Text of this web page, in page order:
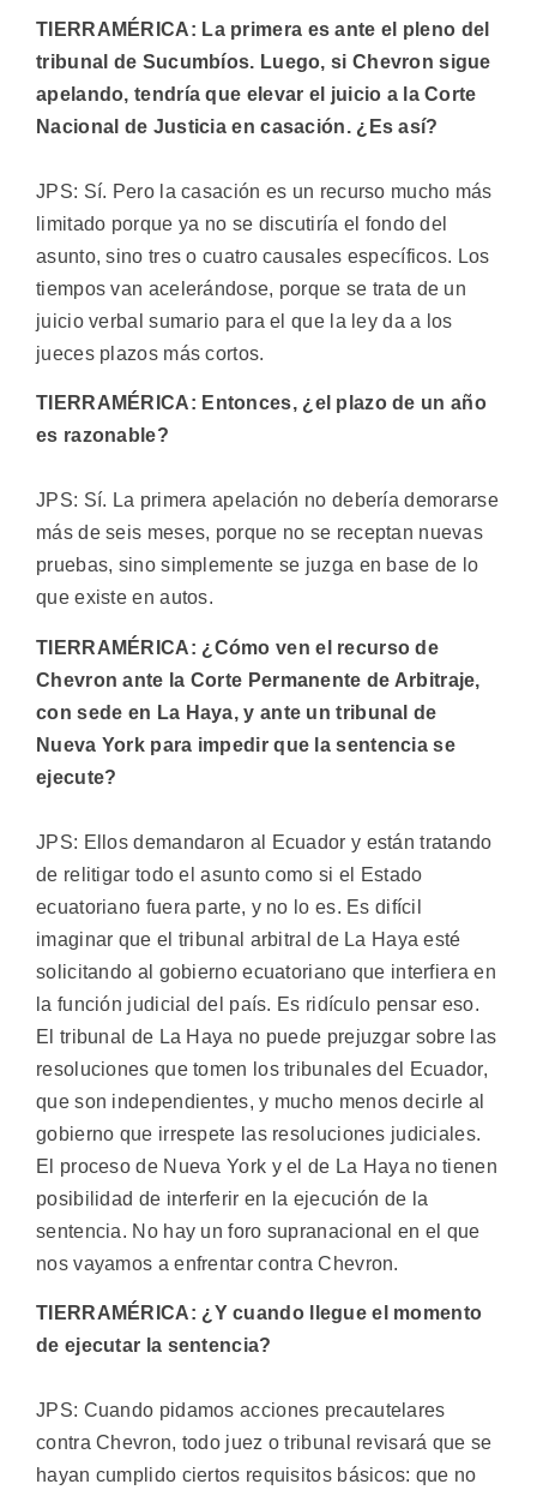
TIERRAMÉRICA: La primera es ante el pleno del
tribunal de Sucumbíos. Luego, si Chevron sigue
apelando, tendría que elevar el juicio a la Corte
Nacional de Justicia en casación. ¿Es así?
JPS: Sí. Pero la casación es un recurso mucho más
limitado porque ya no se discutiría el fondo del
asunto, sino tres o cuatro causales específicos. Los
tiempos van acelerándose, porque se trata de un
juicio verbal sumario para el que la ley da a los
jueces plazos más cortos.
TIERRAMÉRICA: Entonces, ¿el plazo de un año
es razonable?
JPS: Sí. La primera apelación no debería demorarse
más de seis meses, porque no se receptan nuevas
pruebas, sino simplemente se juzga en base de lo
que existe en autos.
TIERRAMÉRICA: ¿Cómo ven el recurso de
Chevron ante la Corte Permanente de Arbitraje,
con sede en La Haya, y ante un tribunal de
Nueva York para impedir que la sentencia se
ejecute?
JPS: Ellos demandaron al Ecuador y están tratando
de relitigar todo el asunto como si el Estado
ecuatoriano fuera parte, y no lo es. Es difícil
imaginar que el tribunal arbitral de La Haya esté
solicitando al gobierno ecuatoriano que interfiera en
la función judicial del país. Es ridículo pensar eso.
El tribunal de La Haya no puede prejuzgar sobre las
resoluciones que tomen los tribunales del Ecuador,
que son independientes, y mucho menos decirle al
gobierno que irrespete las resoluciones judiciales.
El proceso de Nueva York y el de La Haya no tienen
posibilidad de interferir en la ejecución de la
sentencia. No hay un foro supranacional en el que
nos vayamos a enfrentar contra Chevron.
TIERRAMÉRICA: ¿Y cuando llegue el momento
de ejecutar la sentencia?
JPS: Cuando pidamos acciones precautelares
contra Chevron, todo juez o tribunal revisará que se
hayan cumplido ciertos requisitos básicos: que no